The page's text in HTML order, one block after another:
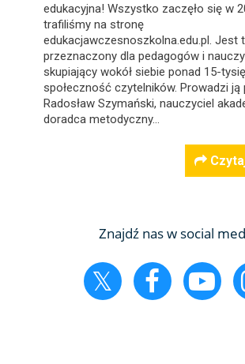
edukacyjna! Wszystko zaczęło się w
trafiliśmy na stronę
edukacjawczesnoszkolna.edu.pl. Jest
przeznaczony dla pedagogów i
skupiający wokół siebie ponad 15-
społeczność czytelników. Prowadzi ją
Radosław Szymański, nauczyciel
doradca metodyczny…
Znajdź nas w social